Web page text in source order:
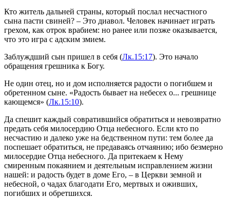
Кто житель дальней страны, который послал несчастного
сына пасти свиней? – Это диавол. Человек начинает играть
грехом, как отрок врабием: но ранее или позже оказывается,
что это игра с адским змием.
Заблуждший сын пришел в себя (Лк.15:17). Это начало
обращения грешника к Богу.
Не один отец, но и дом исполняется радости о погибшем и
обретенном сыне. «Радость бывает на небесех о... грешнице
кающемся» (Лк.15:10).
Да спешит каждый совратившийся обратиться и невозвратно
предать себя милосердию Отца небесного. Если кто по
несчастию и далеко уже на бедственном пути: тем более да
поспешает обратиться, не предаваясь отчаянию; ибо безмерно
милосердие Отца небесного. Да притекаем к Нему
смиренным покаянием и деятельным исправлением жизни
нашей: и радость будет в доме Его, – в Церкви земной и
небесной, о чадах благодати Его, мертвых и оживших,
погибших и обретшихся.